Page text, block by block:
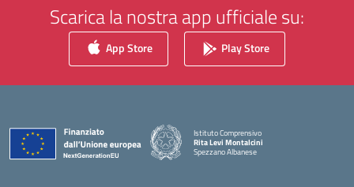
Scarica la nostra app ufficiale su:
App Store Play Store
Istituto Comprensivo
Rita Levi Montalcini
Spezzano Albanese
— Visita la pagina iniziale della scuola